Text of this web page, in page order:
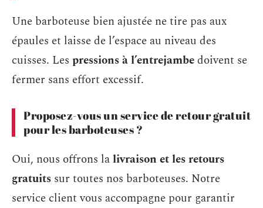
Une barboteuse bien ajustée ne tire pas aux
épaules et laisse de l’espace au niveau des
cuisses. Les pressions à l’entrejambedoivent se
fermer sans effort excessif.
Proposez-vous un service de retour gratuit
pour les barboteuses ?
Oui, nous offrons lalivraison et les retours
gratuits sur toutes nos barboteuses. Notre
service client vous accompagne pour garantir